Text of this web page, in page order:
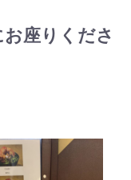
座りくださ